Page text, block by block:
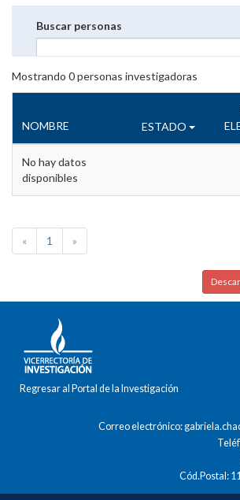
Buscar personas
Mostrando 0personas investigadoras
NOMBRE ESTADO
No hay datos
disponibles
« 1 »
Regresar al Portal de la Investigación
Correo electrónico:
Cód.Postal: